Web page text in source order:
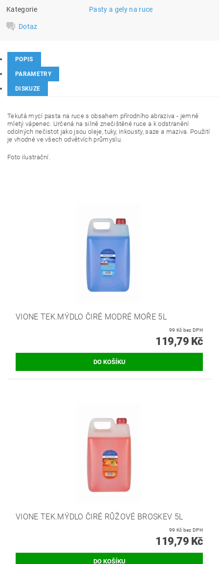
Kategorie Pasty a gely na ruce
Dotaz
POPIS
PARAMETRY
DISKUZE
Tekutá mycí pasta na ruce s obsahem přírodního abraziva - jemně
mletý vápenec. Určená na silně znečištěné ruce a k odstranění
odolných nečistot jako jsou oleje, tuky, inkousty, saze a maziva. Použití
je vhodné ve všech odvětvích průmyslu.
Foto ilustrační.
VIONE TEK.MÝDLO ČIRÉ MODRÉ MOŘE 5L
99 Kč bez DPH
119,79 Kč
VIONE TEK.MÝDLO ČIRÉ RŮŽOVÉ BROSKEV 5L
99 Kč bez DPH
119,79 Kč